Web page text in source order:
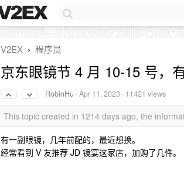
V2EX › 程序员
京东眼镜节 4 月 10-15 号，
RobinHu ·Apr 11, 2023 · 11421 views
This topic created in 1214 days ago, the
有一副眼镜，几年前配的，最近想换。
经常看到 V 友推荐 JD 镜宴这家店，加购了几件。